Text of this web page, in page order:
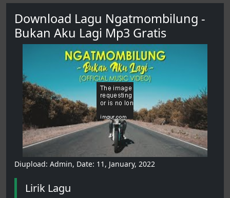
Download Lagu Ngatmombilung -
Bukan Aku Lagi Mp3 Gratis
Diupload: Admin, Date: 11, January, 2022
Lirik Lagu